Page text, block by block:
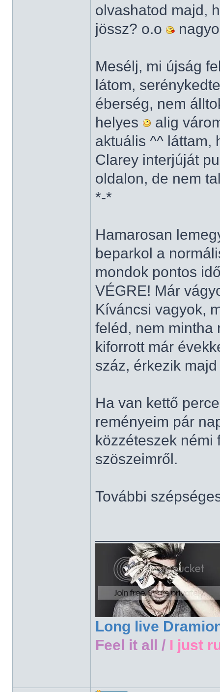
olvashatod majd,
jössz? o.o
Mesélj, mi újság
látom,
éberség, nem
helyes
alig
aktuális ^^ láttam,
Clarey interjúját
oldalon, de nem
*-*
Hamarosan
beparkol a
mondok pontos
VÉGRE! Már
Kíváncsi vagyok,
feléd, nem mintha
kiforrott már
száz, érkezik
Ha van kettő
reményeim pár
közzéteszek némi
szöszeimről.
További
Long live
Feel it all / I just